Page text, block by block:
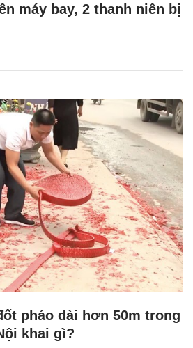
máy bay, 2 thanh niên bị
pháo dài hơn 50m trong
khai gì?